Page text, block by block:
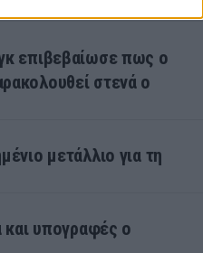
επιβεβαίωσε πως ο
στενά ο
μετάλλιο για τη
και υπογραφές ο